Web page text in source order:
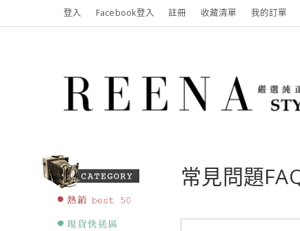
登入 Facebook登入 註冊 收藏清單 我的訂單
常見問題